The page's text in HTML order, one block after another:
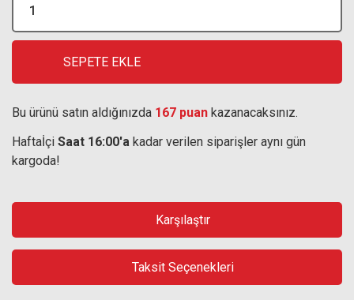
SEPETE EKLE
Bu ürünü satın aldığınızda 167 puan kazanacaksınız.
Haftaİçi Saat 16:00'a kadar verilen siparişler aynı gün
kargoda!
Karşılaştır
Taksit Seçenekleri